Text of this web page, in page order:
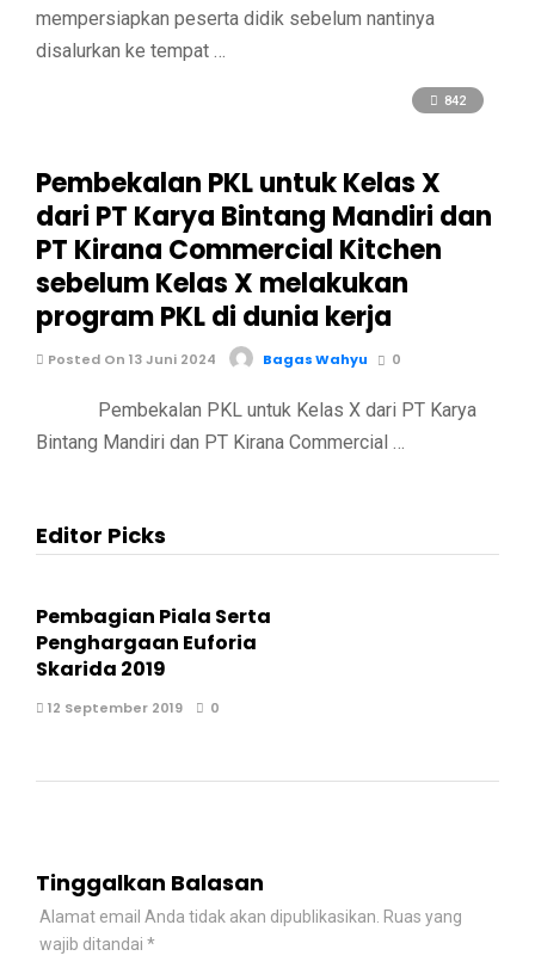
mempersiapkan peserta didik sebelum nantinya
disalurkan ke tempat …
842
Pembekalan PKL untuk Kelas X
dari PT Karya Bintang Mandiri dan
PT Kirana Commercial Kitchen
sebelum Kelas X melakukan
program PKL di dunia kerja
Posted On 13 Juni 2024 Bagas Wahyu 0
Pembekalan PKL untuk Kelas X dari PT Karya
Bintang Mandiri dan PT Kirana Commercial …
Editor Picks
Pembagian Piala Serta
Penghargaan Euforia
Skarida 2019
12 September 2019 0
Tinggalkan Balasan
Alamat email Anda tidak akan dipublikasikan. Ruas yang
wajib ditandai *